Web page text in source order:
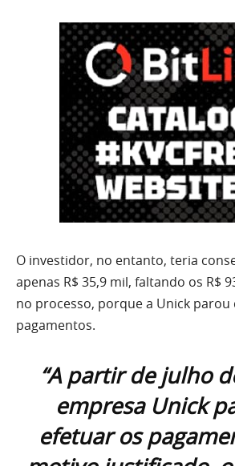
O investidor, no entanto, teria
apenas R$ 35,9 mil, faltando os R$
no processo, porque a Unick parou
pagamentos.
“A partir de julho
empresa Unick
efetuar os